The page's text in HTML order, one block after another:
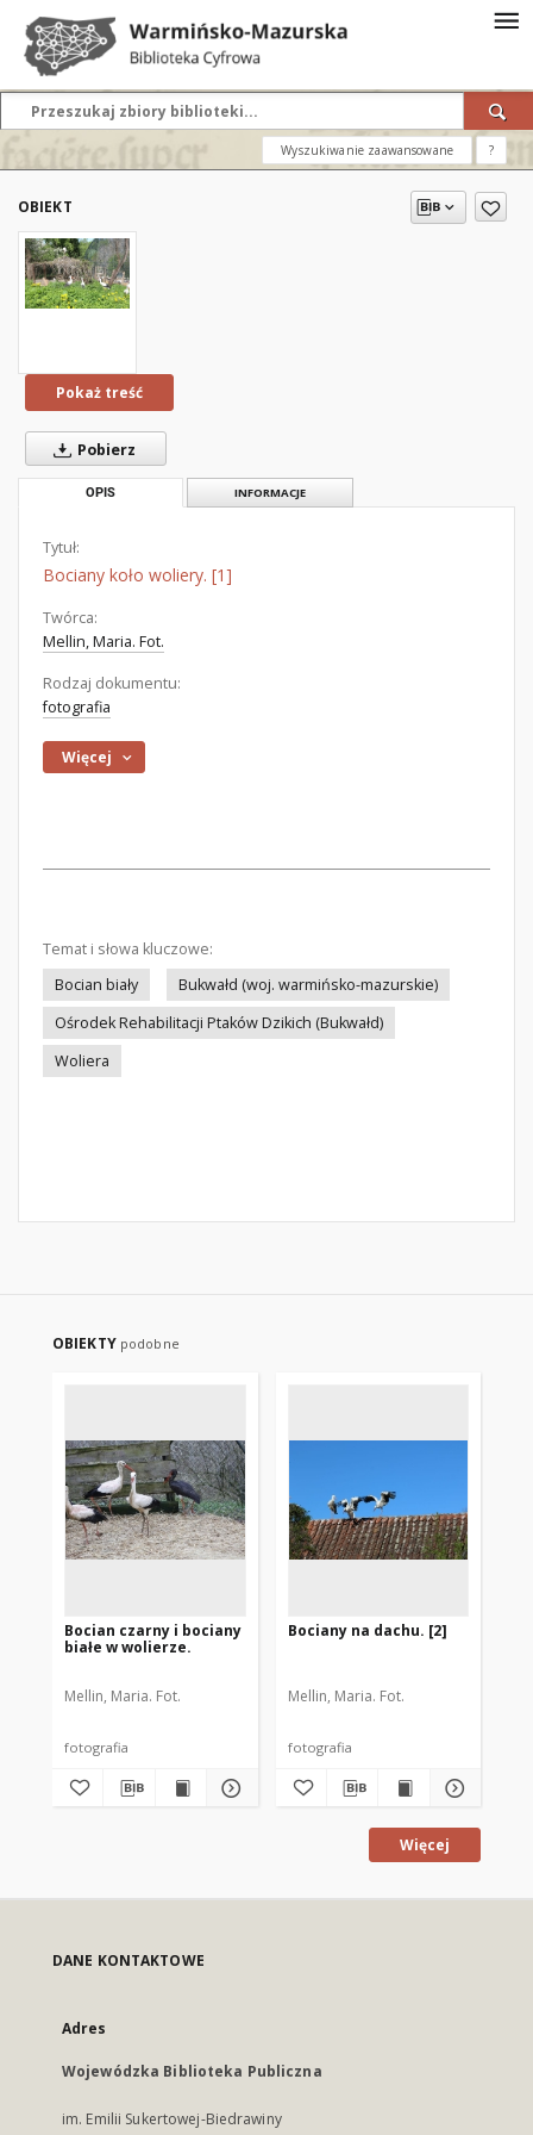
Wyszukiwanie zaawansowane ?
OBIEKT
Pokaż treść
Pobierz
OPIS INFORMACJE
Tytuł:
Bociany koło woliery. [1]
Twórca:
Mellin, Maria. Fot.
Rodzaj dokumentu:
fotografia
Więcej
Temat i słowa kluczowe:
Bocian biały
Bukwałd (woj. warmińsko-mazurskie)
Ośrodek Rehabilitacji Ptaków Dzikich (Bukwałd)
Woliera
OBIEKTY podobne
Bocian czarny i bociany
białe w wolierze.
Mellin, Maria. Fot.
fotografia
Bociany na dachu. [2]
Mellin, Maria. Fot.
fotografia
Więcej
DANE KONTAKTOWE
Adres
Wojewódzka Biblioteka Publiczna
im. Emilii Sukertowej-Biedrawiny